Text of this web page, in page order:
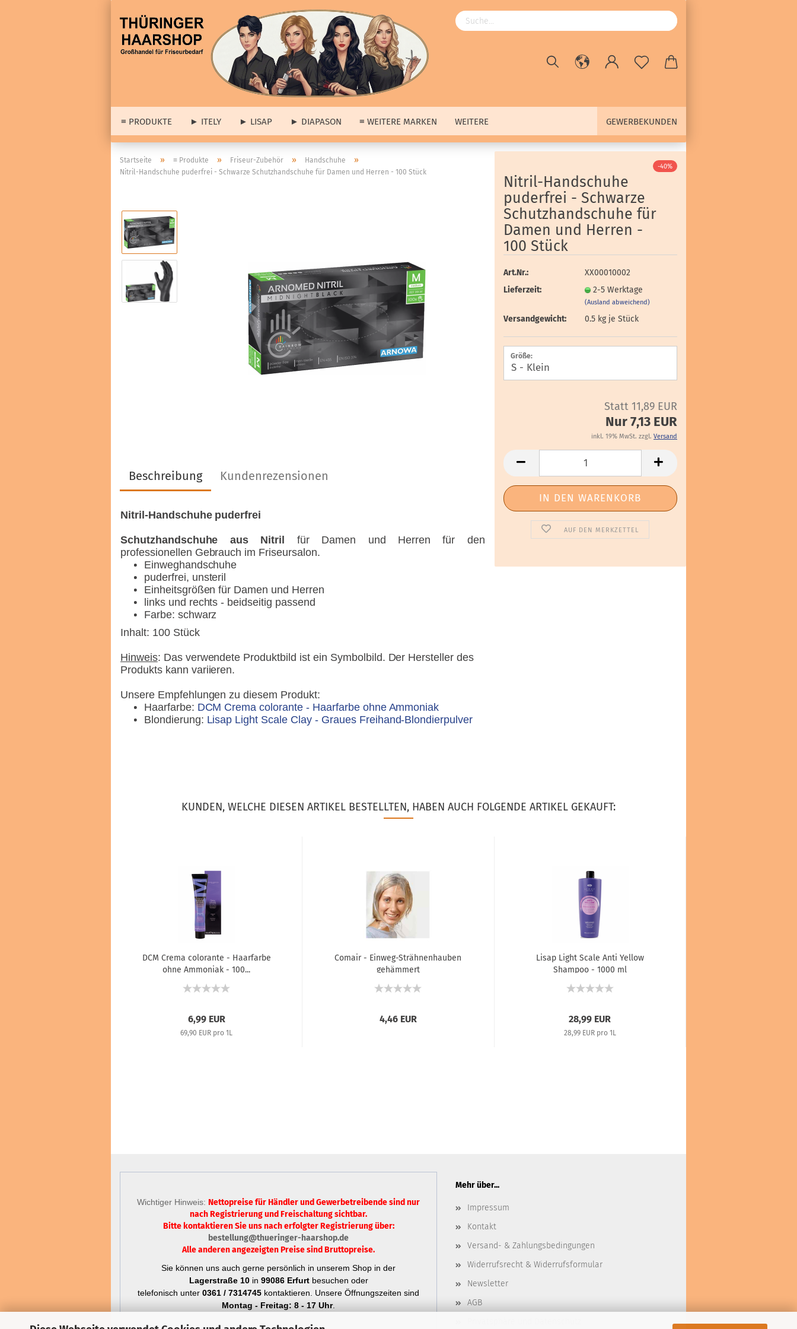
≡ PRODUKTE ► ITELY ► LISAP ► DIAPASON ≡ WEITERE MARKEN GEWERBEKUNDEN
WEITERE
Haarstyling
Cologne
Haar- & Gesichtspflege
Haarfarben & Tönungen
Marken & Hersteller
► Angeboteanzeigen
≡ Über uns anzeigen
Startseite » ≡ Produkte » Friseur-Zubehör » Handschuhe »
Nitril-Handschuhe puderfrei - Schwarze Schutzhandschuhe für Damen und Herren - 100 Stück
-40%
Nitril-Handschuhe
puderfrei - Schwarze
Schutzhandschuhe für
Damen und Herren -
100 Stück
Art.Nr.:
XX00010002
Lieferzeit:
2-5 Werktage
(Ausland abweichend)
Versandgewicht: 0.5kg je Stück
Größe:
Statt 11,89 EUR
Nur 7,13 EUR
inkl. 19% MwSt. zzgl. Versand
AUF DEN MERKZETTEL
Beschreibung Kundenrezensionen
Nitril-Handschuhe puderfrei
Schutzhandschuhe aus Nitril
für Damen und Herren für den
professionellen Gebrauch im Friseursalon.
Einweghandschuhe
puderfrei, unsteril
Einheitsgrößen für Damen und Herren
links und rechts - beidseitig passend
Farbe: schwarz
Inhalt: 100 Stück
Hinweis: Das verwendete Produktbild ist ein Symbolbild. Der Hersteller des
Produkts kann variieren.
Unsere Empfehlungen zu diesem Produkt:
Haarfarbe: DCM Crema colorante - Haarfarbe ohne Ammoniak
Blondierung: Lisap Light Scale Clay - Graues Freihand-Blondierpulver
KUNDEN, WELCHE DIESEN ARTIKEL BESTELLTEN, HABEN AUCH FOLGENDE ARTIKEL GEKAUFT:
DCM Crema colorante - Haarfarbe
ohne Ammoniak - 100...
6,99 EUR
69,90 EUR pro 1L
Comair - Einweg-Strähnenhauben
gehämmert
4,46 EUR
Lisap Light Scale Anti Yellow
Shampoo - 1000 ml
28,99 EUR
28,99 EUR pro 1L
Wichtiger Hinweis: Nettopreise für Händler und Gewerbetreibende sind nur
nach Registrierungund Freischaltung sichtbar.
Bitte kontaktieren Sie uns nach erfolgter Registrierung über:
bestellung@thueringer-haarshop.de
Alle anderen angezeigten Preise sind Bruttopreise.
Sie können uns auch gerne persönlich in unserem Shop in der
Lagerstraße 10in 99086 Erfurtbesuchen oder
telefonisch unter 0361 / 7314745 kontaktieren. Unsere Öffnungszeiten sind
Montag - Freitag: 8 - 17 Uhr.
Mehr über...
Impressum
Kontakt
Versand- & Zahlungsbedingungen
Widerrufsrecht & Widerrufsformular
Newsletter
AGB